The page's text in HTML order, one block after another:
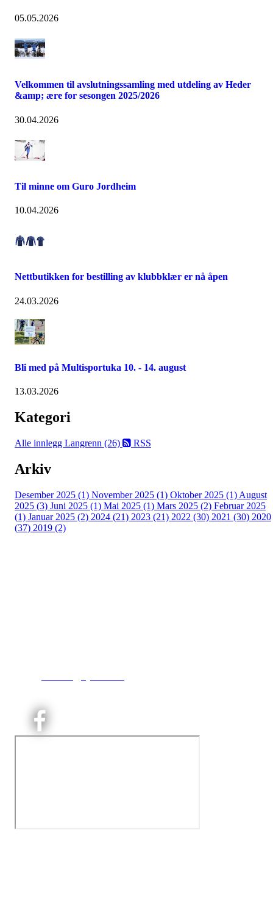
05.05.2026
Velkommen til avslutningssamling med utdeling av Heder
&amp; ære for sesongen 2025/2026
30.04.2026
Til minne om Guro Jordheim
10.04.2026
Nettbutikken for bestilling av klubbklær er nå åpen
24.03.2026
Bli med på Multisportuka 10. - 14. august
13.03.2026
Kategori
Alle innlegg Langrenn (26) RSS
Arkiv
Desember 2025 (1) November 2025 (1) Oktober 2025 (1) August
2025 (3) Juni 2025 (1) Mai 2025 (1) Mars 2025 (2) Februar 2025
(1) Januar 2025 (2) 2024 (21) 2023 (21) 2022 (30) 2021 (30) 2020
(37) 2019 (2)